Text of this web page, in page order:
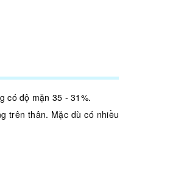
có độ mặn 35 - 31%.
trên thân. Mặc dù có nhiều